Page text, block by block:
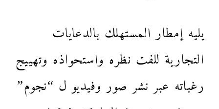
يليه إمطار المستهلك بالدعايات
التجارية للفت نظره واستحواذه وتهييج
رغباته عبر نشر صور وفيديو ل “نجوم”